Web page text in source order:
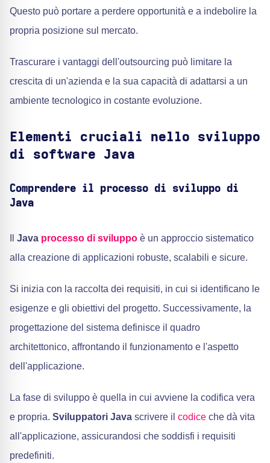
Questo può portare a perdere opportunità e a indebolire la
propria posizione sul mercato.
Trascurare i vantaggi dell'outsourcing può limitare la
crescita di un'azienda e la sua capacità di adattarsi a un
ambiente tecnologico in costante evoluzione.
Elementi cruciali nello sviluppo
di software Java
Comprendere il processo di sviluppo di
Java
Java processo di sviluppo è un approccio sistematico
alla creazione di applicazioni robuste, scalabili e sicure.
Si inizia con la raccolta dei requisiti, in cui si identificano le
esigenze e gli obiettivi del progetto. Successivamente, la
progettazione del sistema definisce il quadro
architettonico, affrontando il funzionamento e l'aspetto
dell'applicazione.
La fase di sviluppo è quella in cui avviene la codifica vera
e propria. Sviluppatori Java scrivere il codice che dà vita
all'applicazione, assicurandosi che soddisfi i requisiti
predefiniti.